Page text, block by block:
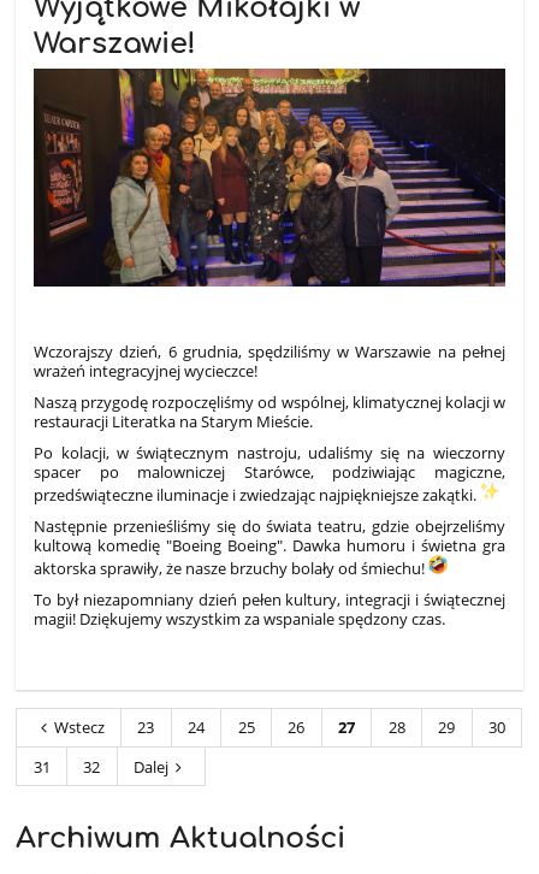
Wyjątkowe Mikołajki w
Warszawie!
​Wczorajszy dzień, 6 grudnia, spędziliśmy w Warszawie na pełnej
wrażeń integracyjnej wycieczce!
​Naszą przygodę rozpoczęliśmy od wspólnej, klimatycznej kolacji w
restauracji Literatka na Starym Mieście.
​Po kolacji, w świątecznym nastroju, udaliśmy się na wieczorny
spacer po malowniczej Starówce, podziwiając magiczne,
przedświąteczne iluminacje i zwiedzając najpiękniejsze zakątki.
​Następnie przenieśliśmy się do świata teatru, gdzie obejrzeliśmy
kultową komedię "Boeing Boeing". Dawka humoru i świetna gra
aktorska sprawiły, że nasze brzuchy bolały od śmiechu!
​To był niezapomniany dzień pełen kultury, integracji i świątecznej
magii! Dziękujemy wszystkim za wspaniale spędzony czas.
Wstecz 23 24 25 26 27 28 29
30
31
32 Dalej
Archiwum Aktualności